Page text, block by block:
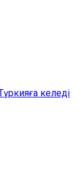
келеді